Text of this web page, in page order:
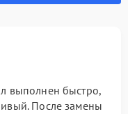
выполнен быстро,
После замены